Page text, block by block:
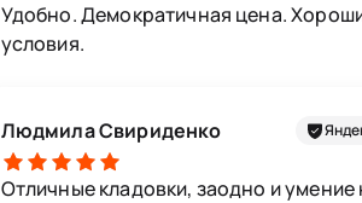
Удобно. Демократичная цена.
условия.
Людмила Свириденко
Отличные кладовки, заодно и умение